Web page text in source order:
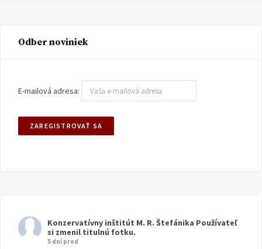
Odber noviniek
E-mailová adresa:
Konzervatívny inštitút M. R. Štefánika Používateľ
si zmenil titulnú fotku.
5 dní pred